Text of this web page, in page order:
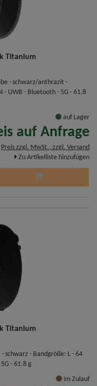
Titanium
- schwarz/anthrazit -
- UWB - Bluetooth - 5G - 61.8
auf Lager
auf Anfrage
Preis zzgl. MwSt., zzgl. Versand
Zu Artikelliste hinzufügen
Titanium
schwarz - Bandgröße: L - 64
5G - 61.8 g
im Zulauf